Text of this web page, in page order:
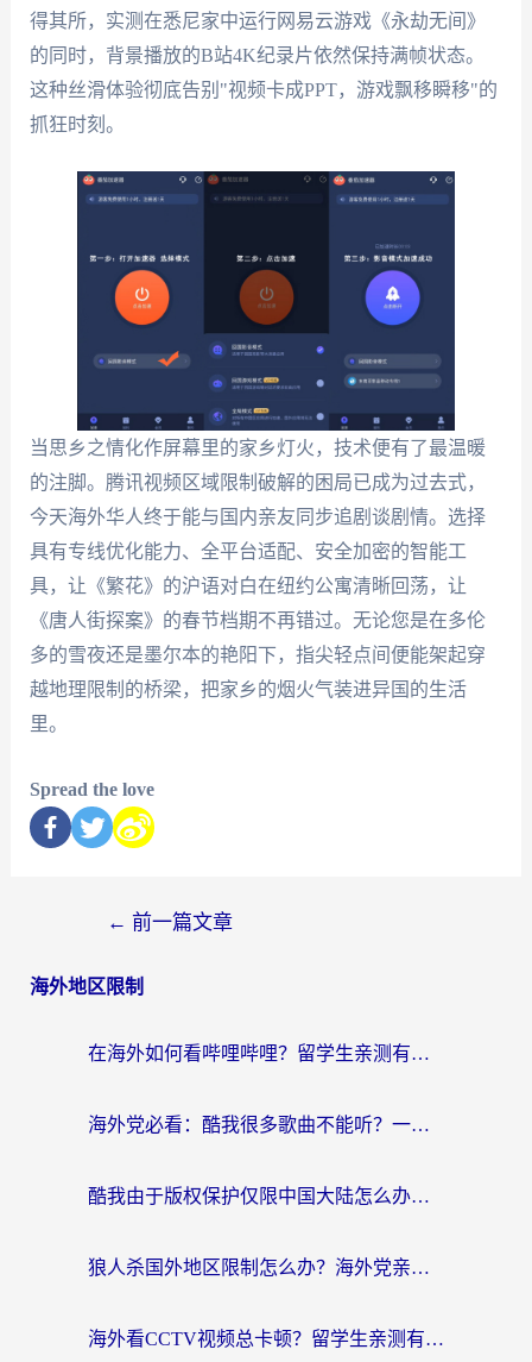
得其所，实测在悉尼家中运行网易云游戏《永劫无间》
的同时，背景播放的B站4K纪录片依然保持满帧状态。
这种丝滑体验彻底告别"视频卡成PPT，游戏飘移瞬移"的
抓狂时刻。
当思乡之情化作屏幕里的家乡灯火，技术便有了最温暖
的注脚。腾讯视频区域限制破解的困局已成为过去式，
今天海外华人终于能与国内亲友同步追剧谈剧情。选择
具有专线优化能力、全平台适配、安全加密的智能工
具，让《繁花》的沪语对白在纽约公寓清晰回荡，让
《唐人街探案》的春节档期不再错过。无论您是在多伦
多的雪夜还是墨尔本的艳阳下，指尖轻点间便能架起穿
越地理限制的桥梁，把家乡的烟火气装进异国的生活
里。
Spread the love
← 前一篇文章
海外地区限制
在海外如何看哔哩哔哩？留学生亲测有效的回国加速指南
海外党必看：酷我很多歌曲不能听？一招解决优酷版权限制+B站地域问题！
酷我由于版权保护仅限中国大陆怎么办？海外党亲测有效的解锁指南
狼人杀国外地区限制怎么办？海外党亲测有效的全场景回国加速指南
海外看CCTV视频总卡顿？留学生亲测有效的回国加速器选择指南